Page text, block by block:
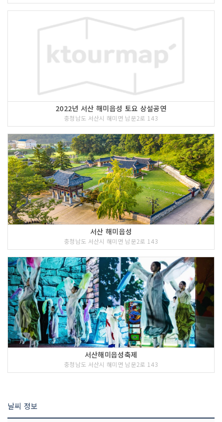
2022년 서산 해미읍성 토요 상설공연
충청남도 서산시 해미면 남문2로 143
서산 해미읍성
충청남도 서산시 해미면 남문2로 143
서산해미읍성축제
충청남도 서산시 해미면 남문2로 143
날씨 정보